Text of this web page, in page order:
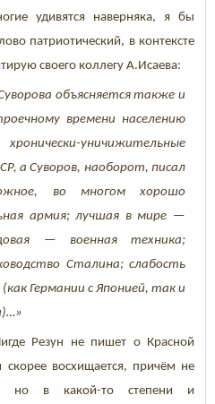
удивятся наверняка, я бы
патриотический, в контексте
своего коллегу А.Исаева:
объясняется также и
времени населению
уничижительные
а Суворов, наоборот, писал
во многом хорошо
армия; лучшая в мире —
— военная техника;
Сталина; слабость
Германии с Японией, так и
Резун не пишет о Красной
восхищается, причём не
но в какой-то степени и